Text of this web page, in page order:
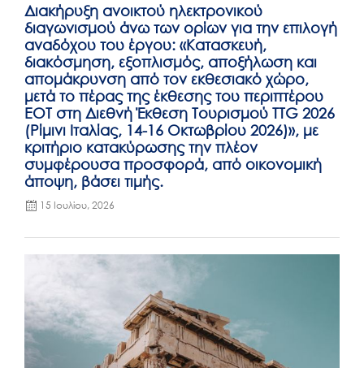
Διακήρυξη ανοικτού ηλεκτρονικού
διαγωνισμού άνω των ορίων για την επιλογή
αναδόχου του έργου: «Κατασκευή,
διακόσμηση, εξοπλισμός, αποξήλωση και
απομάκρυνση από τον εκθεσιακό χώρο,
μετά το πέρας της έκθεσης του περιπτέρου
ΕΟΤ στη Διεθνή Έκθεση Τουρισμού TTG 2026
(Ρίμινι Ιταλίας, 14-16 Οκτωβρίου 2026)», με
κριτήριο κατακύρωσης την πλέον
συμφέρουσα προσφορά, από οικονομική
άποψη, βάσει τιμής.
15 Ιουλίου, 2026